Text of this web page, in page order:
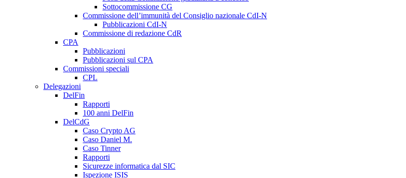
Sottocommissione CG
Commissione dell’immunità del Consiglio nazionale CdI-N
Pubblicazioni CdI-N
Commissione di redazione CdR
CPA
Pubblicazioni
Pubblicazioni sul CPA
Commissioni speciali
CPL
Delegazioni
DelFin
Rapporti
100 anni DelFin
DelCdG
Caso Crypto AG
Caso Daniel M.
Caso Tinner
Rapporti
Sicurezze informatica dal SIC
Ispezione ISIS